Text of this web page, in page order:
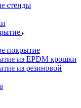
стенды
покрытие
из EPDM крошки
из резиновой